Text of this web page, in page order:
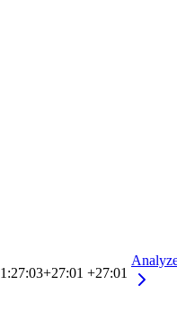
1:27:03+27:01 +27:01